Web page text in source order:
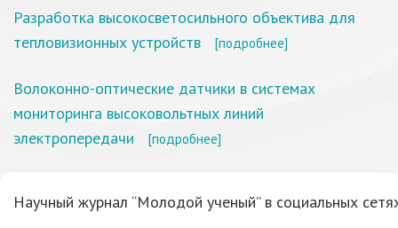
Разработка высокосветосильного объектива для
тепловизионных устройств
[подробнее]
Волоконно-оптические датчики в системах
мониторинга высоковольтных линий
электропередачи
[подробнее]
Научный журнал “Молодой ученый” в социальных